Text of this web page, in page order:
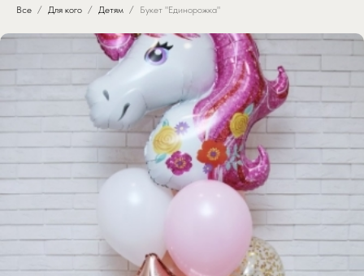
Все Для кого Детям Букет "Единорожка"